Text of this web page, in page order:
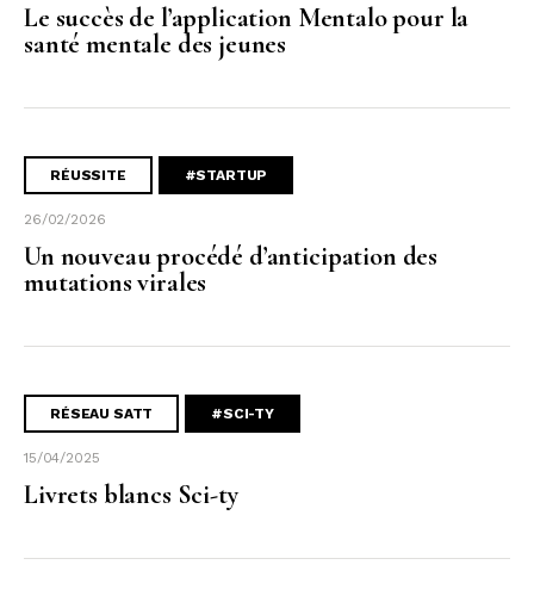
Le succès de l’application Mentalo pour la
santé mentale des jeunes
RÉUSSITE #STARTUP
26/02/2026
Un nouveau procédé d’anticipation des
mutations virales
RÉSEAU SATT #SCI-TY
15/04/2025
Livrets blancs Sci-ty